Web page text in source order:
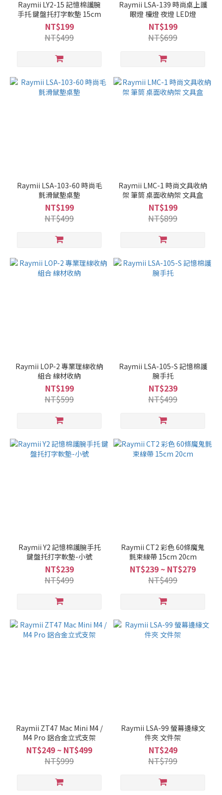
Raymii LY2-15 記憶棉護腕
手托 鍵盤托打字軟墊 15cm
NT$199
NT$499
Raymii LSA-139 時尚桌上護
眼燈 檯燈 夜燈 LED燈
NT$199
NT$699
Raymii LSA-103-60 時尚毛
氈滑鼠墊桌墊
NT$199
NT$499
Raymii LMC-1 時尚文具收納
架 筆筒 桌面收納架 文具盒
NT$199
NT$899
Raymii LOP-2 專業理線收納
組合 線材收納
NT$199
NT$599
Raymii LSA-105-S 記憶棉護
腕手托
NT$239
NT$499
Raymii Y2 記憶棉護腕手托
鍵盤托打字軟墊-小號
NT$239
NT$499
Raymii CT2 彩色 60條魔鬼
氈束線帶 15cm 20cm
NT$239 ~ NT$279
NT$499
Raymii ZT47 Mac Mini M4 /
M4 Pro 鋁合金立式支架
NT$249 ~ NT$499
NT$999
Raymii LSA-99 螢幕邊緣文
件夾 文件架
NT$249
NT$799